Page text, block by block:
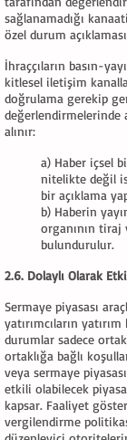
sağlanamadığı
özel durum
İhraççıların basın-
kitlesel iletişim
doğrulama gerekip
değerlendirmelerinde
alınır:
a) Haber içsel
nitelikte değil
bir açıklama
b) Haberin
organının
bulundurulur.
2.6. Dolaylı Olarak
Sermaye piyasası
yatırımcıların
durumlar sadece
ortaklığa bağlı
veya sermaye
etkili olabilecek
kapsar. Faaliyet
vergilendirme